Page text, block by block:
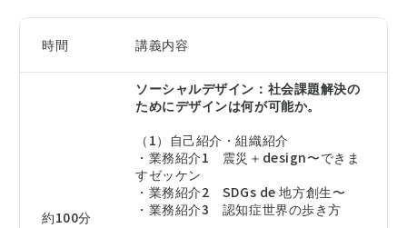
時間 講義内容
約100分
ソーシャルデザイン：社会課題解決の
ためにデザインは何が可能か。
（1）自己紹介・組織紹介
・業務紹介1 震災＋design〜できま
すゼッケン
・業務紹介2 SDGs de 地方創生〜
・業務紹介3 認知症世界の歩き方